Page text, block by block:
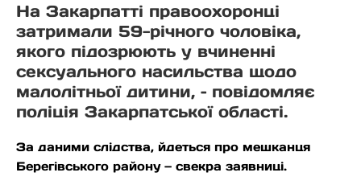
На Закарпатті правоохоронці
затримали 59-річного чоловіка,
якого підозрюють у вчиненні
сексуального насильства щодо
малолітньої дитини, – повідомляє
поліція Закарпатської області.
За даними слідства, йдеться про мешканця
Берегівського району — свекра заявниці.